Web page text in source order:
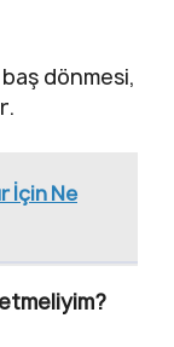
dönmesi,
İçin Ne